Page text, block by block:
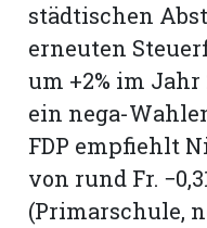
städtischen
erneuten
um +2% im Jahr
ein nega-
FDP empfiehlt
von rund Fr.
(Primarschule,